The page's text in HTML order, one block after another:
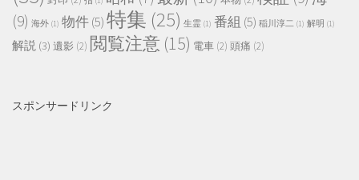
(9) 海外 (1) 物件(5)特集 (25) 生霊 (1) 番組 (5) 稲川淳二 (1) 解明 (1)
解説 (3) 遺影 (2) 閲覧注意 (15) 電車 (2) 頭痛 (2)
スポンサードリンク